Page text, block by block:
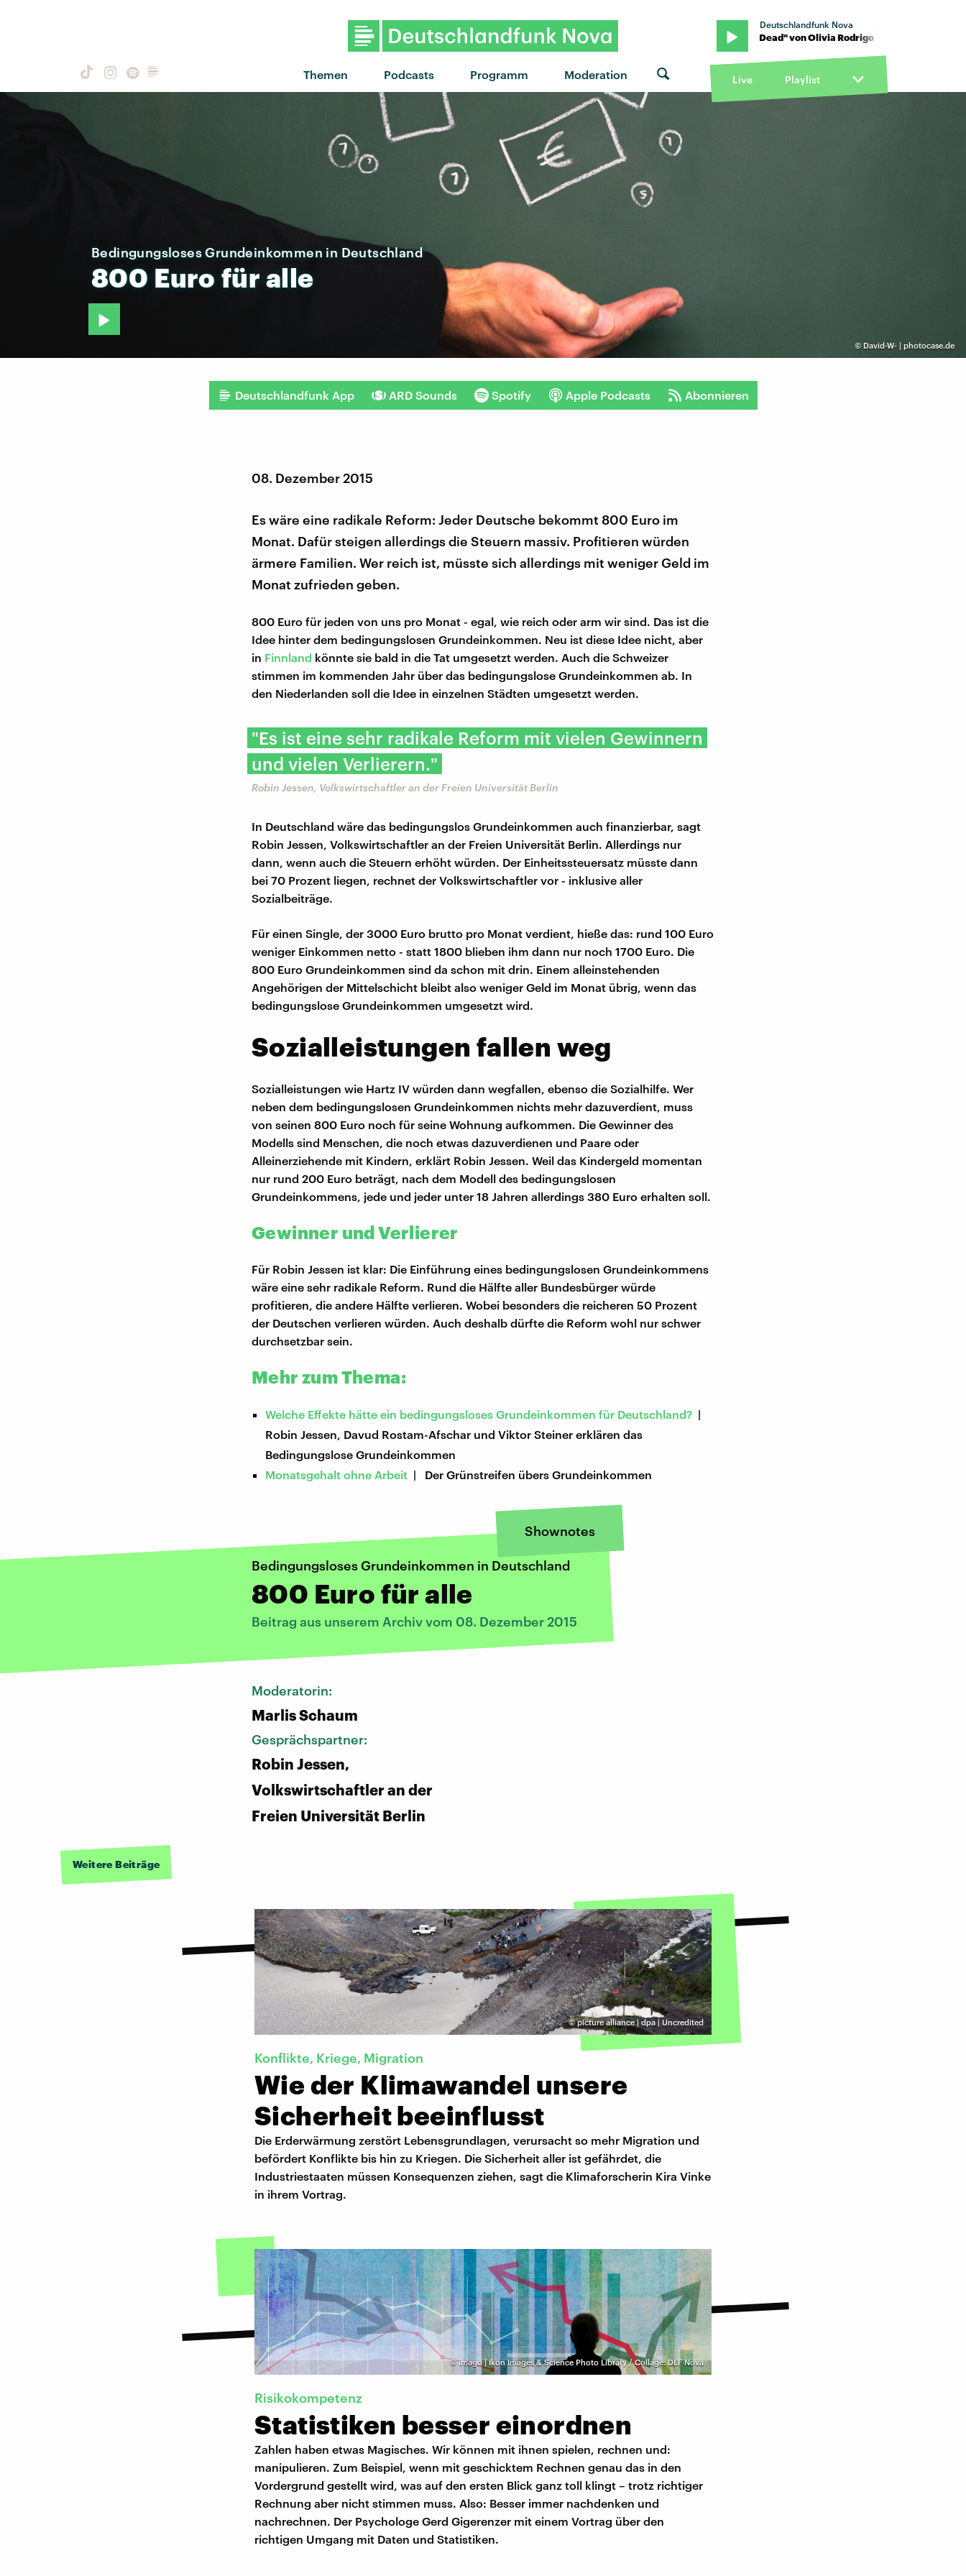
Themen Podcasts Programm Moderation
Deutschlandfunk Nova
"Drop Dead" von Olivia Rodrigo · "Drop Dead" von Olivia Rodrigo · "Drop Dead" von Olivia
Live Playlist
© David-W- | photocase.de
Bedingungsloses Grundeinkommen in Deutschland
800 Euro füralle
Deutschlandfunk App ARD Sounds Spotify Apple Podcasts Abonnieren
08. Dezember 2015
Es wäre eine radikale Reform: Jeder Deutsche bekommt 800 Euro im
Monat. Dafür steigen allerdings die Steuern massiv. Profitieren würden
ärmere Familien. Wer reich ist, müsste sich allerdings mit weniger Geld im
Monat zufrieden geben.
800 Euro für jeden von uns pro Monat - egal, wie reich oder arm wir sind. Das ist die
Idee hinter dem bedingungslosen Grundeinkommen. Neu ist diese Idee nicht, aber
in Finnland könnte sie bald in die Tat umgesetzt werden. Auch die Schweizer
stimmen im kommenden Jahr über das bedingungslose Grundeinkommen ab. In
den Niederlanden soll die Idee in einzelnen Städten umgesetzt werden.
"Es ist eine sehr radikale Reform mit vielen Gewinnern
und vielen Verlierern."
Robin Jessen, Volkswirtschaftler an der Freien Universität Berlin
In Deutschland wäre das bedingungslos Grundeinkommen auch finanzierbar, sagt
Robin Jessen, Volkswirtschaftler an der Freien Universität Berlin. Allerdings nur
dann, wenn auch die Steuern erhöht würden. Der Einheitssteuersatz müsste dann
bei 70 Prozent liegen, rechnet der Volkswirtschaftler vor - inklusive aller
Sozialbeiträge.
Für einen Single, der 3000 Euro brutto pro Monat verdient, hieße das: rund 100 Euro
weniger Einkommen netto - statt 1800 blieben ihm dann nur noch 1700 Euro. Die
800 Euro Grundeinkommen sind da schon mit drin. Einem alleinstehenden
Angehörigen der Mittelschicht bleibt also weniger Geld im Monat übrig, wenn das
bedingungslose Grundeinkommen umgesetzt wird.
Sozialleistungen fallen weg
Sozialleistungen wie Hartz IV würden dann wegfallen, ebenso die Sozialhilfe. Wer
neben dem bedingungslosen Grundeinkommen nichts mehr dazuverdient, muss
von seinen 800 Euro noch für seine Wohnung aufkommen. Die Gewinner des
Modells sind Menschen, die noch etwas dazuverdienen und Paare oder
Alleinerziehende mit Kindern, erklärt Robin Jessen. Weil das Kindergeld momentan
nur rund 200 Euro beträgt, nach dem Modell des bedingungslosen
Grundeinkommens, jede und jeder unter 18 Jahren allerdings 380 Euro erhalten soll.
Gewinner und Verlierer
Für Robin Jessen ist klar: Die Einführung eines bedingungslosen Grundeinkommens
wäre eine sehr radikale Reform. Rund die Hälfte aller Bundesbürger würde
profitieren, die andere Hälfte verlieren. Wobei besonders die reicheren 50 Prozent
der Deutschen verlieren würden. Auch deshalb dürfte die Reform wohl nur schwer
durchsetzbar sein.
Mehr zum Thema:
Welche Effekte hätte ein bedingungsloses Grundeinkommen für Deutschland? |
Robin Jessen, Davud Rostam-Afschar und Viktor Steiner erklären das
Bedingungslose Grundeinkommen
Monatsgehalt ohne Arbeit | Der Grünstreifen übers Grundeinkommen
Shownotes
Bedingungsloses Grundeinkommen in Deutschland
800 Euro für alle
Beitrag aus unserem Archiv vom 08. Dezember 2015
Moderatorin:
Marlis Schaum
Gesprächspartner:
Robin Jessen,
Volkswirtschaftler an der
Freien Universität Berlin
Weitere Beiträge
©picture alliance | dpa | Uncredited
Konflikte, Kriege, Migration
Wie der Klimawandel unsere
Sicherheit beeinflusst
Die Erderwärmung zerstört Lebensgrundlagen, verursacht so mehr Migration und
befördert Konflikte bis hin zu Kriegen. Die Sicherheit aller ist gefährdet, die
Industriestaaten müssen Konsequenzen ziehen, sagt die Klimaforscherin Kira Vinke
in ihrem Vortrag.
©imago | Ikon Images & Science Photo Library / Collage: DLF Nova
Risikokompetenz
Statistiken besser einordnen
Zahlen haben etwas Magisches. Wir können mit ihnen spielen, rechnen und:
manipulieren. Zum Beispiel, wenn mit geschicktem Rechnen genau das in den
Vordergrund gestellt wird, was auf den ersten Blick ganz toll klingt – trotz richtiger
Rechnung aber nicht stimmen muss. Also: Besser immer nachdenken und
nachrechnen. Der Psychologe Gerd Gigerenzer mit einem Vortrag über den
richtigen Umgang mit Daten und Statistiken.